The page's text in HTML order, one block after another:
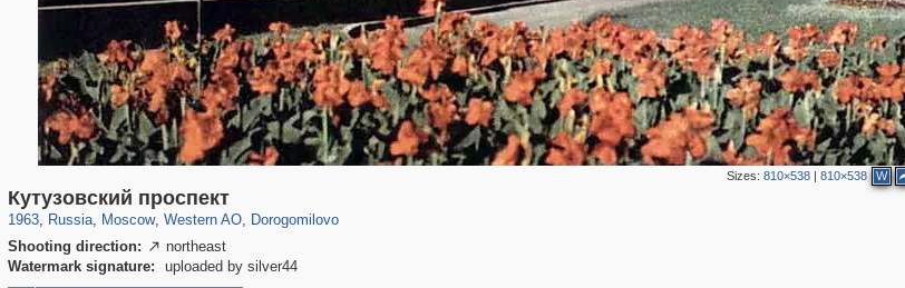
Sizes: 810×538| 810×538 W
Кутузовский проспект
1963, Russia
1,407,609 29,262
, Moscow
319,920 8,299
, Western AO
27,131 310
, Dorogomilovo
6,082
Shooting direction:  northeast
Watermark signature:
uploaded by silver44